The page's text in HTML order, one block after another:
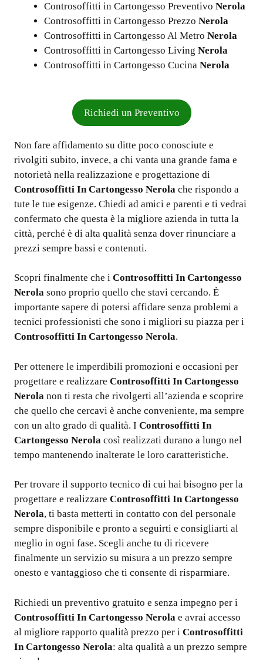
Controsoffitti in Cartongesso Preventivo Nerola
Controsoffitti in Cartongesso Prezzo Nerola
Controsoffitti in Cartongesso Al Metro Nerola
Controsoffitti in Cartongesso Living Nerola
Controsoffitti in Cartongesso Cucina Nerola
Richiedi un Preventivo
Non fare affidamento su ditte poco conosciute e
rivolgiti subito, invece, a chi vanta una grande fama e
notorietà nella realizzazione e progettazione di
Controsoffitti In Cartongesso Nerola che rispondo a
tute le tue esigenze. Chiedi ad amici e parenti e ti vedrai
confermato che questa è la migliore azienda in tutta la
città, perché è di alta qualità senza dover rinunciare a
prezzi sempre bassi e contenuti.
Scopri finalmente che i Controsoffitti In Cartongesso
Nerola sono proprio quello che stavi cercando. È
importante sapere di potersi affidare senza problemi a
tecnici professionisti che sono i migliori su piazza per i
Controsoffitti In Cartongesso Nerola.
Per ottenere le imperdibili promozioni e occasioni per
progettare e realizzare Controsoffitti In Cartongesso
Nerola non ti resta che rivolgerti all’azienda e scoprire
che quello che cercavi è anche conveniente, ma sempre
con un alto grado di qualità. I Controsoffitti In
Cartongesso Nerola così realizzati durano a lungo nel
tempo mantenendo inalterate le loro caratteristiche.
Per trovare il supporto tecnico di cui hai bisogno per la
progettare e realizzare Controsoffitti In Cartongesso
Nerola, ti basta metterti in contatto con del personale
sempre disponibile e pronto a seguirti e consigliarti al
meglio in ogni fase. Scegli anche tu di ricevere
finalmente un servizio su misura a un prezzo sempre
onesto e vantaggioso che ti consente di risparmiare.
Richiedi un preventivo gratuito e senza impegno per i
Controsoffitti In Cartongesso Nerola e avrai accesso
al migliore rapporto qualità prezzo per i Controsoffitti
In Cartongesso Nerola: alta qualità a un prezzo sempre